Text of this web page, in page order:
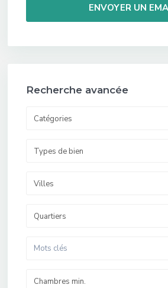
Recherche avancée
Catégories
Types de bien
Villes
Quartiers
Chambres min.